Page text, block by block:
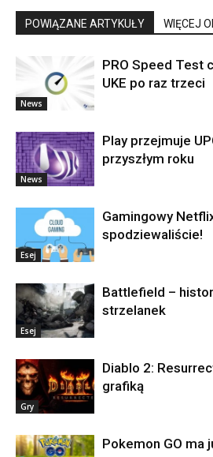
POWIĄZANE ARTYKUŁY WIĘCEJ
News
PRO Speed Test
UKE po raz trzeci
News
Play przejmuje
przyszłym roku
Esej
Gamingowy
spodziewaliście!
Esej
Battlefield –
strzelanek
Gry
Diablo 2:
grafiką
Pokemon GO ma